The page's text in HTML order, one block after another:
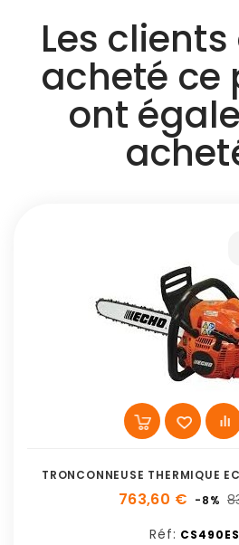
Les
acheté ce
ont
TRONCONNEUSE THERMIQUE
763,60 € -8%
Réf: